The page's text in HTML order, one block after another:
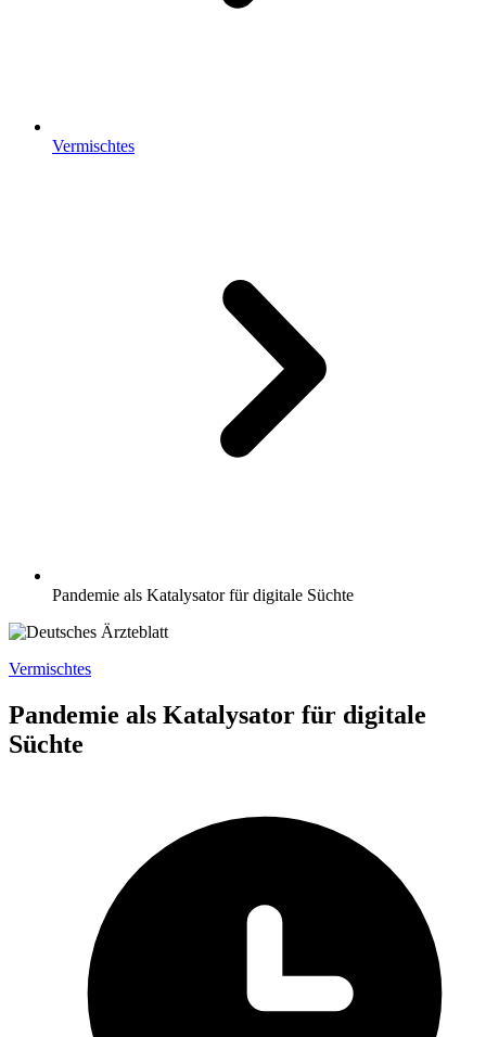
Vermischtes
Pandemie als Katalysator für digitale Süchte
Vermischtes
Pandemie als Katalysator für digitale
Süchte